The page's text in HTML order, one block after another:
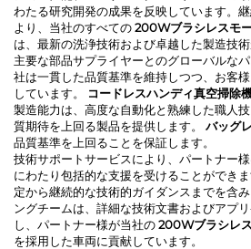
わたる研究開発の成果を反映しています。
より、当社のすべての200Wブラシレスモ
は、最新の洗浄技術および卓越した製造技
主要な部品サプライヤーとのグローバルな
社は一貫した品質基準を維持しつつ、お客
しています。
コードレスハンディ真空掃除
製造能力は、高度な自動化と熟練した職人
質期待を上回る製品を提供します。 バッグ
品質基準を上回ることを保証します。
技術サポートサービスにより、パートナー
にわたり包括的な支援を受けることができ
定から継続的な技術的ガイダンスまでを含
ングチームは、詳細な技術文書およびアプ
し、パートナー様が当社の200Wブラシレ
を採用した車両に貢献しています。